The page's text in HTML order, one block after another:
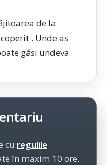
de la
. Unde as
găsi undeva
cu regulile
în maxim 10 ore.